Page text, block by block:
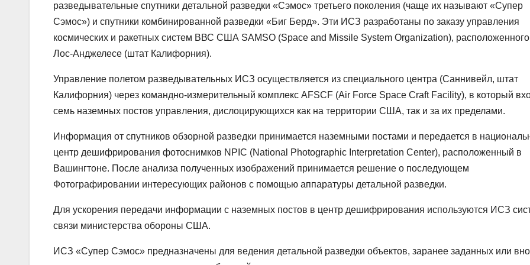
разведывательные спутники детальной разведки «Сэмос» третьего поколения (чаще их называют «Супер
Сэмос») и спутники комбинированной разведки «Биг Берд». Эти ИСЗ разработаны по заказу управления
космических и ракетных систем ВВС США SAMSO (Space and Missile System Organization),
Лос-Анджелесе (штат Калифорния).
Управление полетом разведывательных ИСЗ осуществляется из специального центра (Саннивейл, штат
Калифорния) через командно-измерительный комплекс AFSCF (Air Force Space Craft Facility), в который
семь наземных постов управления, дислоцирующихся как на территории США, так и за их пределами.
Информация от спутников обзорной разведки принимается наземными постами и передается в
центр дешифрирования фотоснимков NPIC (National Photographic Interpretation Center), расположенный в
Вашингтоне. После анализа полученных изображений принимается решение о последующем
Фотографировании интересующих районов с помощью аппаратуры детальной разведки.
Для ускорения передачи информации с наземных постов в центр дешифрирования используются ИСЗ
связи министерства обороны США.
ИСЗ «Супер Сэмос» предназначены для ведения детальной разведки объектов, заранее заданных или